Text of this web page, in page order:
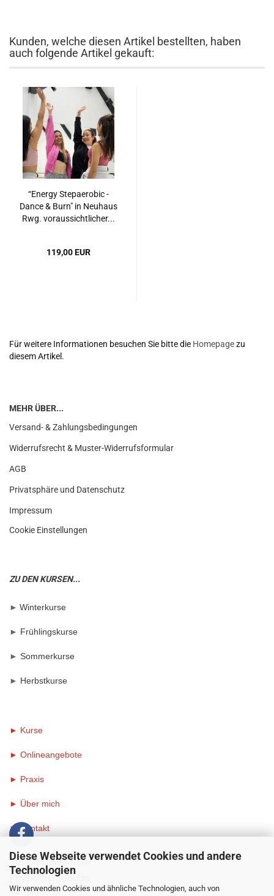
Diese Webseite verwendet Cookies und andere
Technologien
Wir verwenden Cookies und ähnliche Technologien, auch von
Kunden, welche diesen Artikel bestellten, haben
auch folgende Artikel gekauft:
“Energy Stepaerobic -
Dance & Burn" in Neuhaus
Rwg. voraussichtlicher...
119,00 EUR
Für weitere Informationen besuchen Sie bitte die Homepagezu
diesem Artikel.
MEHR ÜBER...
Versand- & Zahlungsbedingungen
Widerrufsrecht & Muster-Widerrufsformular
AGB
Privatsphäre und Datenschutz
Impressum
Cookie Einstellungen
ZU DEN KURSEN...
► Winterkurse
► Frühlingskurse
► Sommerkurse
► Herbstkurse
► Kurse
► Onlineangebote
► Praxis
► Über mich
►Kontakt
SIE HABEN FRAGEN?
Physiotherapeutin
Tanja Kanis